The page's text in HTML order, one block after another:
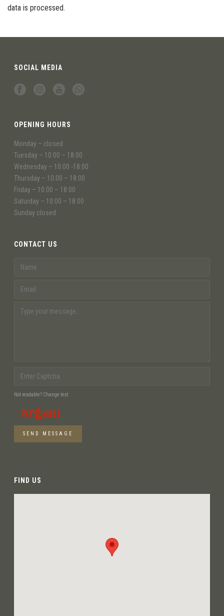
data is processed.
SOCIAL MEDIA
OPENING HOURS
Monday – closed
Tuesday – 10:00 – 18:00
Wednesday – 10:00 -18:00
Thursday – 10:00 – 18:00
Friday – 10:00 – 18:00
Saturday – 10:00 – 18:00
Sunday closed
CONTACT US
Not readable? Change text.
SEND MESSAGE
FIND US